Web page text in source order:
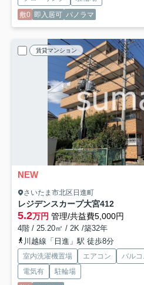
敷0 即入居可 パノラマ
賃貸マンション
NEW
さいたま市北区日進町
レジデンスカープ大宮412
5.2万円 管理/共益費5,000円
4階 / 25.20㎡ / 2K /築32年
川越線「日進」駅 徒歩8分
室内洗濯機置場 エアコン バルコ
電気有
駐輪場